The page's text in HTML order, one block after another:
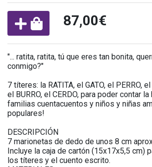
87,00€
"... ratita, ratita, tú que eres tan bonita,
conmigo?"
7 títeres: la RATITA, el GATO, el PERRO, el
el BURRO, el CERDO, para poder contar
familias cuentacuentos y niños y niñas
populares!
DESCRIPCIÓN
7 marionetas de dedo de unos 8 cm
Incluye la caja de cartón (15x17x5,5 cm)
los títeres y el cuento escrito.